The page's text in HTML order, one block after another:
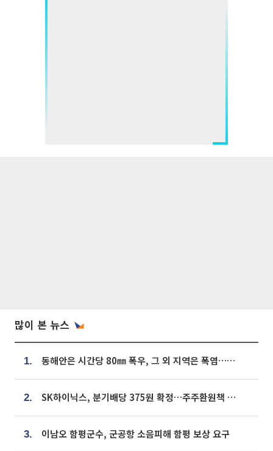
많이 본 뉴스
1. 동해안은 시간당 80㎜ 폭우, 그 외 지역은 폭염…‘극과 극 날씨’
2. SK하이닉스, 분기배당 375원 확정…주주환원책 9월로 앞당겨 발표
3. 이남오 함평군수, 군공항 소음피해 함평 보상 요구